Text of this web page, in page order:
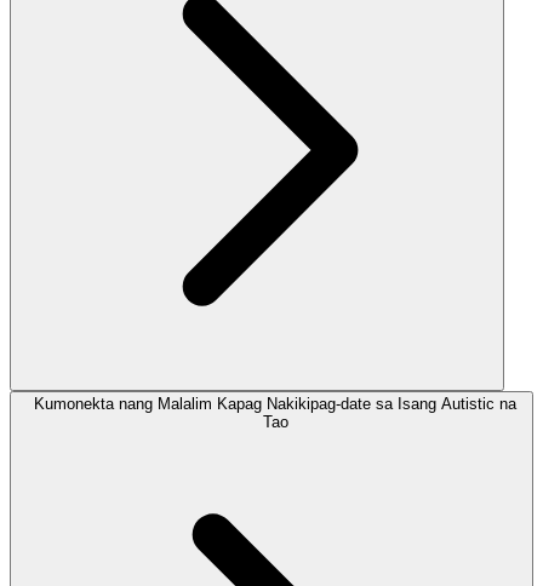
Kumonekta nang Malalim Kapag Nakikipag-date sa Isang Autistic na
Tao